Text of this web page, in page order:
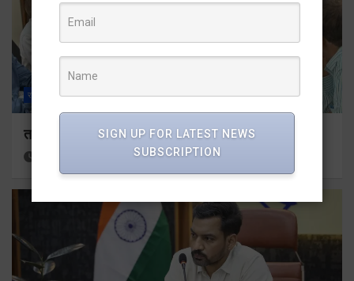
राज्य ALL देहरादून
तकनीकी शिक्षा विभाग प्रदेशभर में आयोजित करेगा रोजगार मेले
Viri Gairola
SIGN UP FOR LATEST NEWS
SUBSCRIPTION